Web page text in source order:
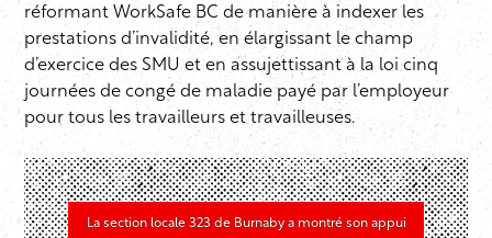
réformant WorkSafe BC de manière à indexer les
prestations d’invalidité, en élargissant le champ
d’exercice des SMU et en assujettissant à la loi cinq
journées de congé de maladie payé par l’employeur
pour tous les travailleurs et travailleuses.
La section locale 323 de Burnaby a montré son appui